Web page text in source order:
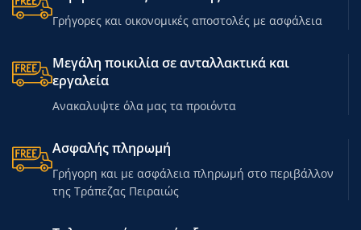
Γρήγορες και οικονομικές αποστολές με ασφάλεια
Μεγάλη ποικιλία σε ανταλλακτικά και
εργαλεία
Ανακαλυψτε όλα μας τα προιόντα
Ασφαλής πληρωμή
Γρήγορη και με ασφάλεια πληρωμή στο περιβάλλον
της Τράπεζας Πειραιώς